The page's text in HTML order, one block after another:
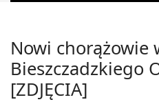
Nowi chorążowie
Bieszczadzkiego
[ZDJĘCIA]